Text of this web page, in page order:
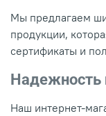
Мы предлагаем
продукции,
сертификаты и
Надежность
Наш интернет-